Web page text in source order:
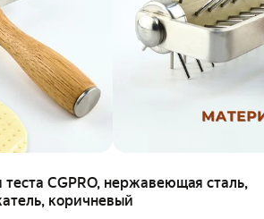
теста CGPRO, нержавеющая сталь,
коричневый